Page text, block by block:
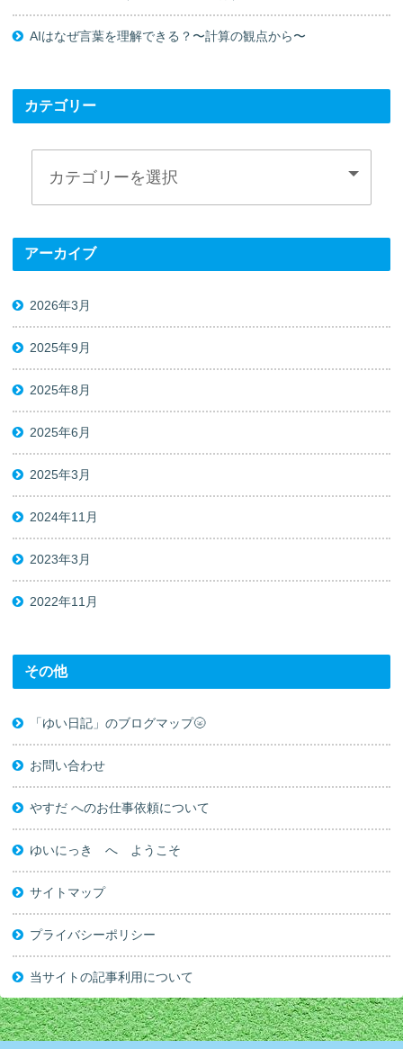
AIはなぜ言葉を理解できる？〜計算の観点から〜
カテゴリー
アーカイブ
2026年3月
2025年9月
2025年8月
2025年6月
2025年3月
2024年11月
2023年3月
2022年11月
その他
「ゆい日記」のブログマップ🌝
お問い合わせ
やすだ へのお仕事依頼について
ゆいにっき へ ようこそ
サイトマップ
プライバシーポリシー
当サイトの記事利用について